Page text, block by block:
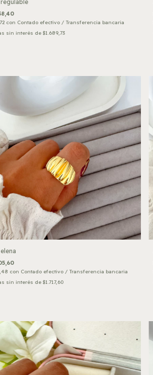
con Contado efectivo / Transferencia bancaria
sin interés de $1.689,73
con Contado efectivo / Transferencia bancaria
sin interés de $1.717,60